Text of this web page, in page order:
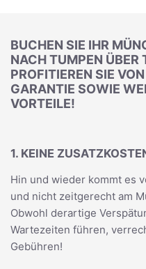
BUCHEN SIE IHR
NACH TUMPEN ÜBER
PROFITIEREN SIE
GARANTIE SOWIE
VORTEILE!
1. KEINE
Hin und wieder kommt es
und nicht zeitgerecht am
Obwohl derartige
Wartezeiten führen,
Gebühren!